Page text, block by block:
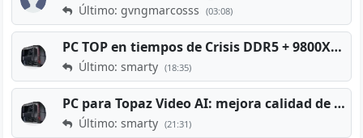
Último: gvngmarcosss (03:08)
PC TOP en tiempos de Crisis DDR5 + 9800X3D + RTX 5080 [2026][2400€]
Último: smarty (18:35)
PC para Topaz Video AI: mejora calidad de vídeos viejos
Último: smarty (21:31)